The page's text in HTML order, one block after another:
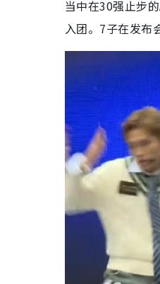
当中在30强止步
入团。7子在发布